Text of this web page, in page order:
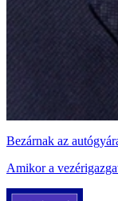
Bezárnak az
Amikor a